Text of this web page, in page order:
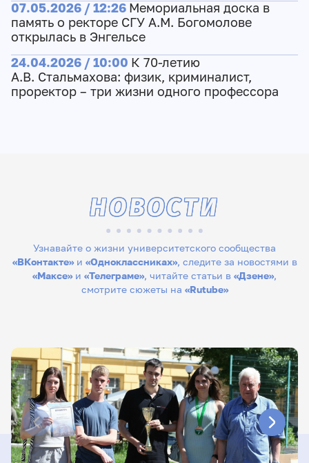
07.05.2026 / 12:26 Мемориальная доска в
память о ректоре СГУ А.М. Богомолове
открылась в Энгельсе
24.04.2026 / 10:00 К 70-летию
А.В. Стальмахова: физик, криминалист,
проректор – три жизни одного профессора
Узнавайте о жизни университетского сообщества
«ВКонтакте»и «Одноклассниках», следите за новостями в
«Максе» и «Телеграме», читайте статьи в «Дзене»,
смотрите сюжеты на «Rutube»
НОВОСТИ